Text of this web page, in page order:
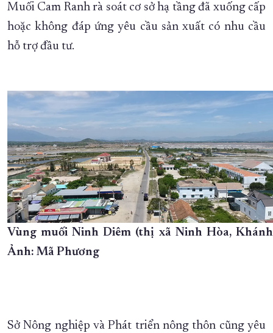
Muối Cam Ranh rà soát cơ sở hạ tầng đã xuống cấp
hoặc không đáp ứng yêu cầu sản xuất có nhu cầu
hỗ trợ đầu tư.
Vùng muối Ninh Diêm (thị xã Ninh Hòa,
Ảnh: Mã Phương
Sở Nông nghiệp và Phát triển nông thôn cũng yêu